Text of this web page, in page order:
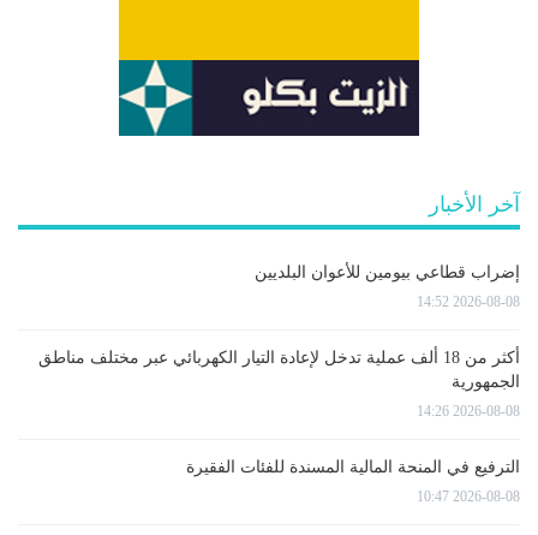
آخر الأخبار
إضراب قطاعي بيومين للأعوان البلديين
2026-08-08 14:52
أكثر من 18 ألف عملية تدخل لإعادة التيار الكهربائي عبر مختلف مناطق
الجمهورية
2026-08-08 14:26
الترفيع في المنحة المالية المسندة للفئات الفقيرة
2026-08-08 10:47